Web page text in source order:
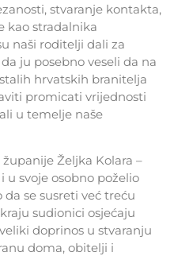
stvaranje kontakta,
kao stradalnika
naši roditelji dali za
ju posebno veseli da na
hrvatskih branitelja
promicati vrijednosti
u temelje naše
Željka Kolara –
svoje osobno poželio
se susreti već treću
sudionici osjećaju
doprinos u stvaranju
doma, obitelji i